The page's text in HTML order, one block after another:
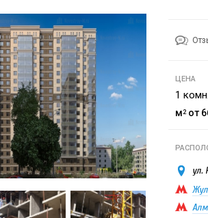
ЦЕНА
1
м 2 от
ул.